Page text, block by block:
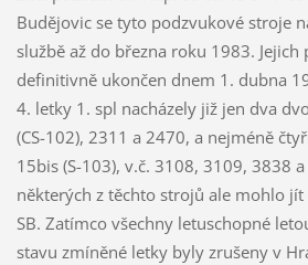
Budějovic se tyto podzvukové stroje
službě až do března roku 1983.
definitivně ukončen dnem 1. dubna
4. letky 1. spl nacházely již jen dva
(CS-102), 2311 a 2470, a nejméně
15bis (S-103), v.č. 3108, 3109, 3838
některých z těchto strojů ale mohlo
SB. Zatímco všechny letuschopné
stavu zmíněné letky byly zrušeny v